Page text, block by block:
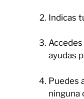
Indicas
ayudas
Puedes
ninguna